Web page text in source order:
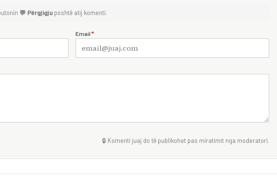
💬 Përgjigju poshtë atij komenti.
Email *
🔒 Komenti juaj do të publikohet pas miratimit nga moderatori.